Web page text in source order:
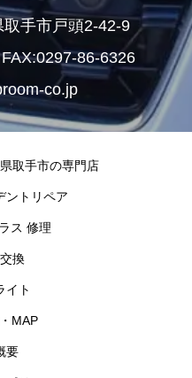
手市戸頭2-42-9
86-6326
co.jp
取手市の専門店
トリペア
ス 修理
換
イト
MAP
要